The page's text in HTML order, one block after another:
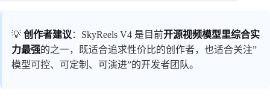
💡 创作者建议 ：SkyReels V4 是目前开源视频模型里综合实
力最强的之一，既适合追求性价比的创作者，也适合关注”
模型可控、可定制、可演进”的开发者团队。